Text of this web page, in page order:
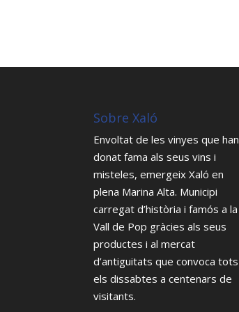
Sobre Xaló
Envoltat de les vinyes que han
donat fama als seus vins i
misteles, emergeix Xaló en
plena Marina Alta. Municipi
carregat d’història i famós a la
Vall de Pop gràcies als seus
productes i al mercat
d’antiguitats que convoca tots
els dissabtes a centenars de
visitants.